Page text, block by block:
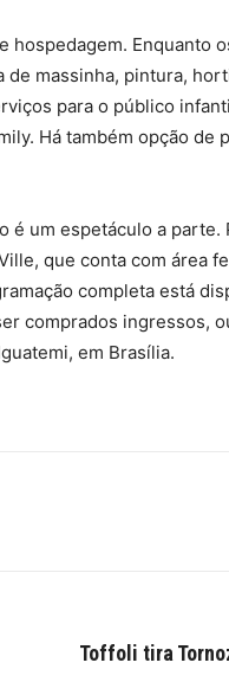
hospedagem. Enquanto
massinha, pintura,
para o público
Há também opção de
é um espetáculo a
que conta com área
completa está
comprados ingressos,
em Brasília.
Toffoli tira